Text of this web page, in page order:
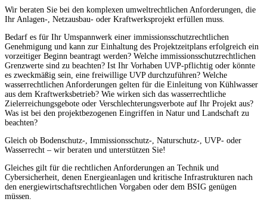
Wir beraten Sie bei den komplexen umweltrechtlichen Anforderungen, die
Ihr Anlagen-, Netzausbau- oder Kraftwerksprojekt erfüllen muss.
Bedarf es für Ihr Umspannwerk einer immissionsschutzrechtlichen
Genehmigung und kann zur Einhaltung des Projektzeitplans erfolgreich ein
vorzeitiger Beginn beantragt werden? Welche immissionsschutzrechtlichen
Grenzwerte sind zu beachten? Ist Ihr Vorhaben UVP-pflichtig oder könnte
es zweckmäßig sein, eine freiwillige UVP durchzuführen? Welche
wasserrechtlichen Anforderungen gelten für die Einleitung von Kühlwasser
aus dem Kraftwerksbetrieb? Wie wirken sich das wasserrechtliche
Zielerreichungsgebote oder Verschlechterungsverbote auf Ihr Projekt aus?
Was ist bei den projektbezogenen Eingriffen in Natur und Landschaft zu
beachten?
Gleich ob Bodenschutz-, Immissionsschutz-, Naturschutz-, UVP- oder
Wasserrecht – wir beraten und unterstützen Sie!
Gleiches gilt für die rechtlichen Anforderungen an Technik und
Cybersicherheit, denen Energieanlagen und kritische Infrastrukturen nach
den energiewirtschaftsrechtlichen Vorgaben oder dem BSIG genügen
müssen.